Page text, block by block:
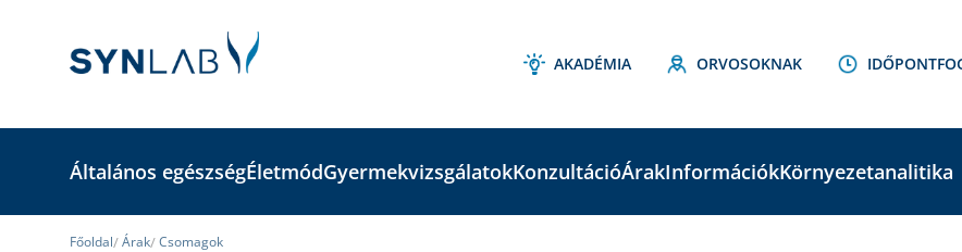
AKADÉMIA ORVOSOKNAK
Általános egészségÉletmódGyermekvizsgálatokKonzultációÁrakInformációkKörnyezetanalitika
Főoldal Árak Csomagok